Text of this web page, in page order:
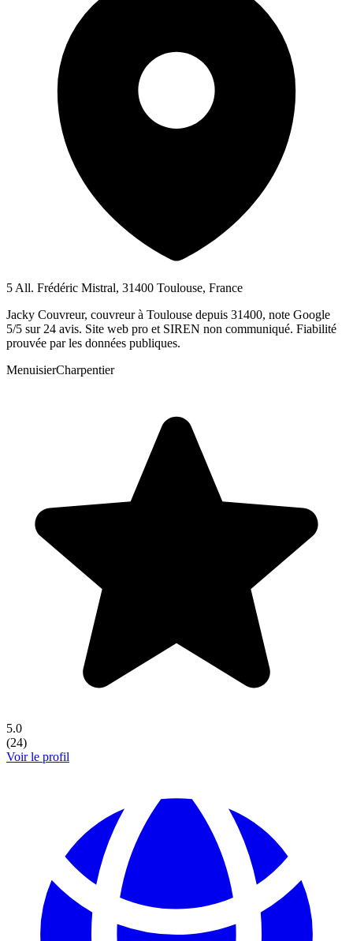
5 All. Frédéric Mistral, 31400 Toulouse, France
Jacky Couvreur, couvreur à Toulouse depuis 31400, note Google
5/5 sur 24 avis. Site web pro et SIREN non communiqué. Fiabilité
prouvée par les données publiques.
MenuisierCharpentier
5.0
(24)
Voir le profil